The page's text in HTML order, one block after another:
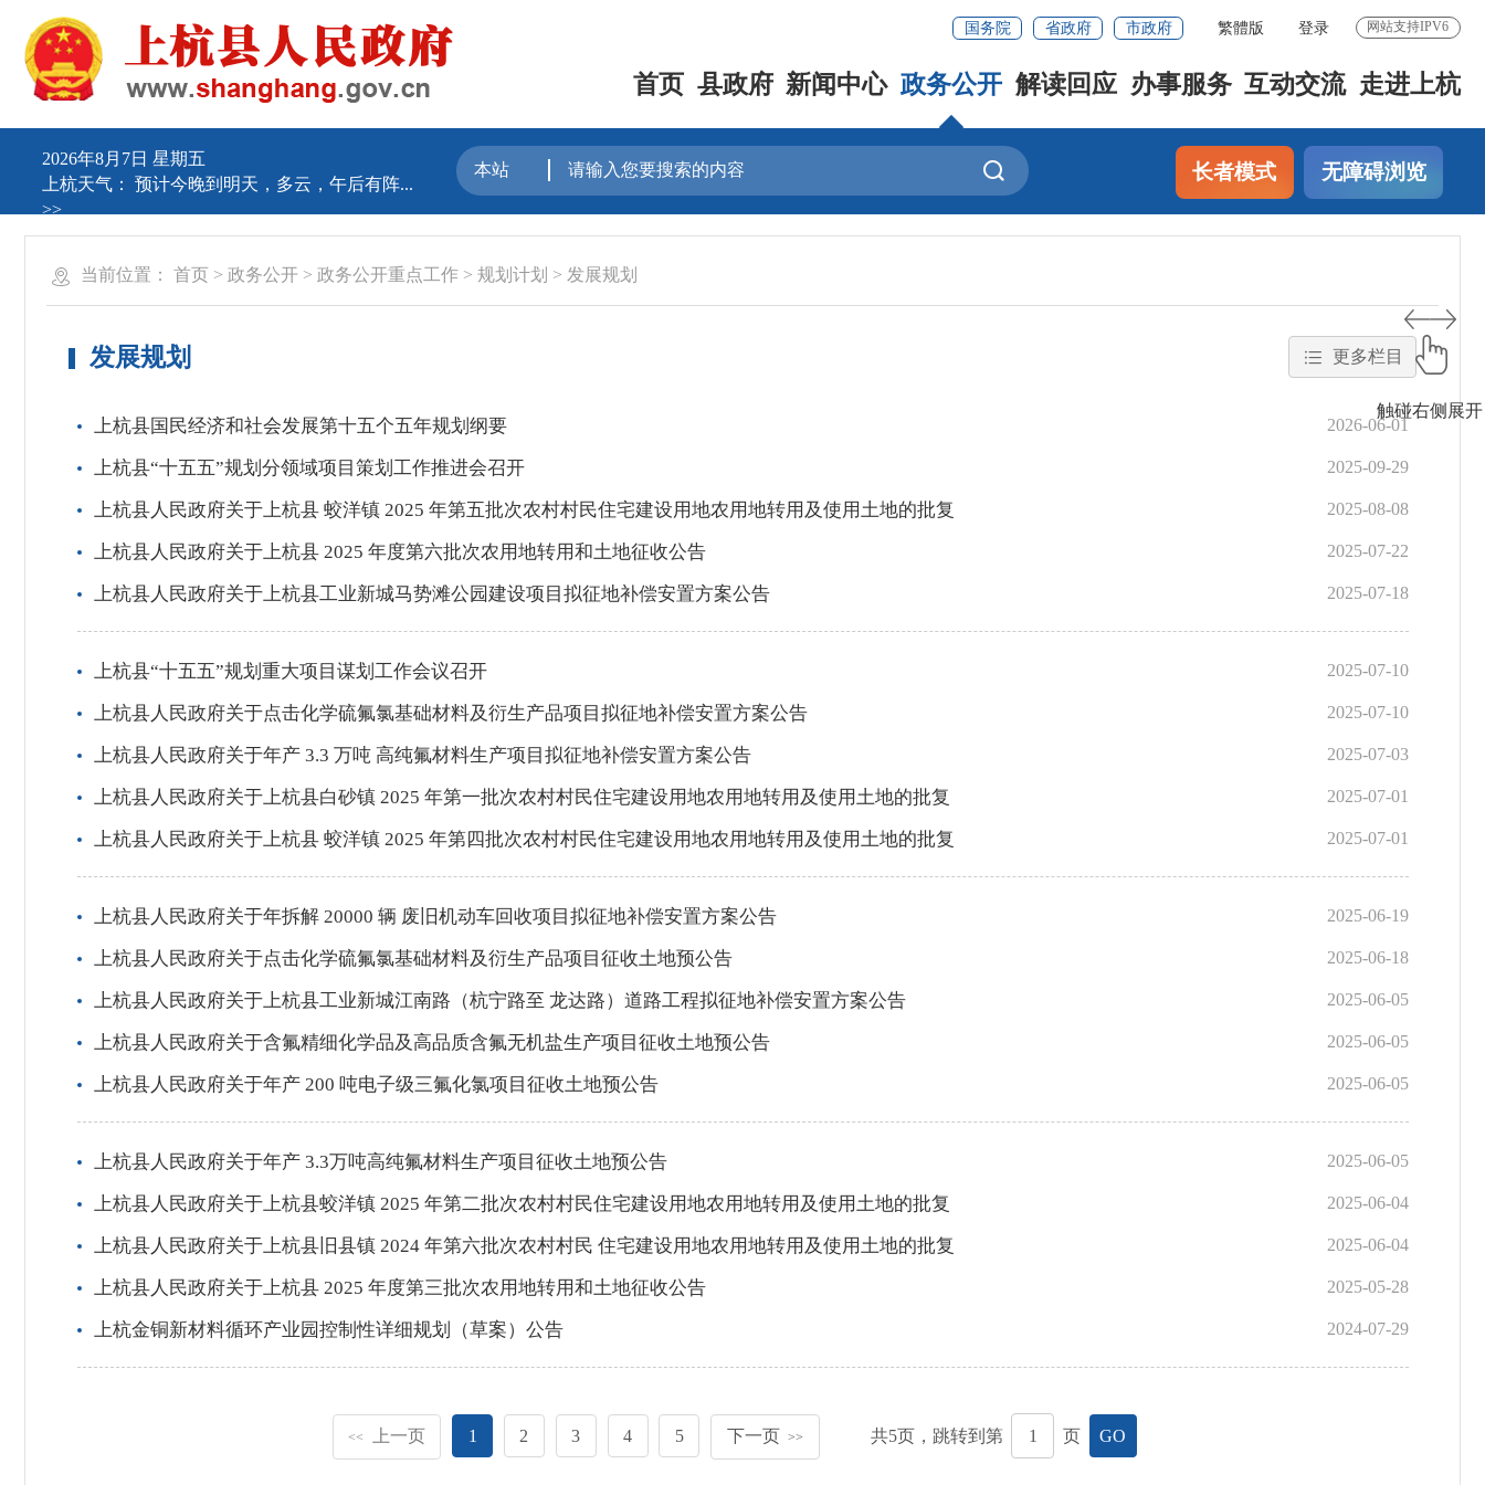
国务院 省政府 市政府 繁體版 登录 网站支持IPV6
首页 县政府 新闻中心 政务公开 解读回应 办事服务 互动交流 走进上杭
2026年8月7日 星期五
上杭天气： 预计今晚到明天，多云，午后有阵...
>>
长者模式 无障碍浏览
当前位置： 首页 > 政务公开 > 政务公开重点工作 > 规划计划 > 发展规划
发展规划 更多栏目
上杭县国民经济和社会发展第十五个五年规划纲要 2026-06-01
上杭县“十五五”规划分领域项目策划工作推进会召开 2025-09-29
上杭县人民政府关于上杭县 蛟洋镇 2025 年第五批次农村村民住宅建设用地农用地转用及使用土地的批复 2025-08-08
上杭县人民政府关于上杭县 2025 年度第六批次农用地转用和土地征收公告 2025-07-22
上杭县人民政府关于上杭县工业新城马势滩公园建设项目拟征地补偿安置方案公告 2025-07-18
上杭县“十五五”规划重大项目谋划工作会议召开 2025-07-10
上杭县人民政府关于点击化学硫氟氯基础材料及衍生产品项目拟征地补偿安置方案公告 2025-07-10
上杭县人民政府关于年产 3.3 万吨 高纯氟材料生产项目拟征地补偿安置方案公告 2025-07-03
上杭县人民政府关于上杭县白砂镇 2025 年第一批次农村村民住宅建设用地农用地转用及使用土地的批复 2025-07-01
上杭县人民政府关于上杭县 蛟洋镇 2025 年第四批次农村村民住宅建设用地农用地转用及使用土地的批复 2025-07-01
上杭县人民政府关于年拆解 20000 辆 废旧机动车回收项目拟征地补偿安置方案公告 2025-06-19
上杭县人民政府关于点击化学硫氟氯基础材料及衍生产品项目征收土地预公告 2025-06-18
上杭县人民政府关于上杭县工业新城江南路（杭宁路至 龙达路）道路工程拟征地补偿安置方案公告 2025-06-05
上杭县人民政府关于含氟精细化学品及高品质含氟无机盐生产项目征收土地预公告 2025-06-05
上杭县人民政府关于年产 200 吨电子级三氟化氯项目征收土地预公告 2025-06-05
上杭县人民政府关于年产 3.3万吨高纯氟材料生产项目征收土地预公告 2025-06-05
上杭县人民政府关于上杭县蛟洋镇 2025 年第二批次农村村民住宅建设用地农用地转用及使用土地的批复 2025-06-04
上杭县人民政府关于上杭县旧县镇 2024 年第六批次农村村民 住宅建设用地农用地转用及使用土地的批复 2025-06-04
上杭县人民政府关于上杭县 2025 年度第三批次农用地转用和土地征收公告 2025-05-28
上杭金铜新材料循环产业园控制性详细规划（草案）公告 2024-07-29
<< 上一页 1 2 3 4 5 下一页 >> 共5页，跳转到第 页 GO
触碰右侧展开